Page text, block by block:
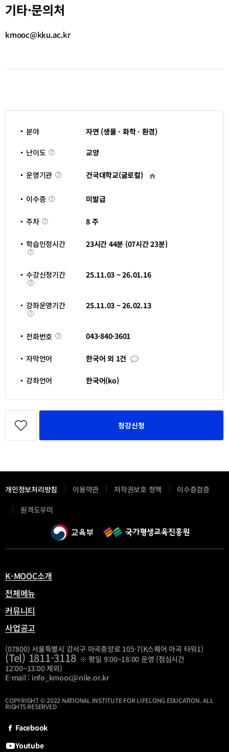
기타·문의처
kmooc@kku.ac.kr
분야 자연 (생물 · 화학 · 환경)
난이도 난
이
교양
운영기관 건국대학교(글로컬)
창
열
이수증 이
수
미발급
주차 주
차
8 주
학습인정시간
학
습
정
시
간
23시간 44분 (07시간 23분)
수강신청기간
수
강
청
기
간
25.11.03 ~ 26.01.16
강좌운영기간
강
좌
영
기
25.11.03 ~ 26.02.13
전화번호 전
화
043-840-3601
자막언어 한국어 외 1건 자
막
강좌언어 한국어(ko)
관
등
청강신청
개인정보처리방침 이용약관 저작권보호 정책
이수증검증
원격도우미새
창
열
K-MOOC소개
전체메뉴
커뮤니티
사업공고
(07800) 서울특별시 강서구 마곡중앙로 105-7(K스퀘어 마곡 타워1)
(Tel) 1811-3118※ 평일 9:00~18:00 운영 (점심시간
12:00~13:00 제외)
E-mail : info_kmooc@nile.or.kr
COPYRIGHT © 2022 NATIONAL INSTITUTE FOR LIFELONG EDUCATION. ALL
RIGHTS RESERVED
Facebook
Youtube